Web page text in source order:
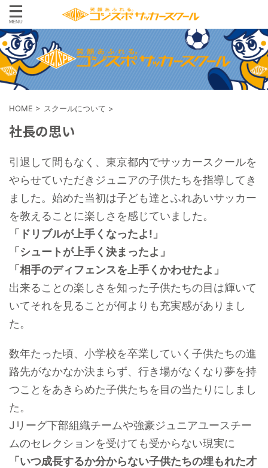
HOME > スクールについて >
社長の思い
引退して間もなく、東京都内でサッカースクールを
やらせていただきジュニアの子供たちを指導してき
ました。始めた当初は子ども達とふれあいサッカー
を教えることに楽しさを感じていました。
「ドリブルが上手くなったよ!」
「シュートが上手く決まったよ」
「相手のディフェンスを上手くかわせたよ」
出来ることの楽しさを知った子供たちの目は輝いて
いてそれを見ることが何よりも充実感がありまし
た。
数年たった頃、小学校を卒業していく子供たちの進
路先がなかなか決まらず、行き場がなくなり夢を持
つことをあきらめた子供たちを目の当たりにしまし
た。
Jリーグ下部組織チームや強豪ジュニアユースチー
ムのセレクションを受けても受からない現実に
「いつ成長するか分からない子供たちの埋もれた才